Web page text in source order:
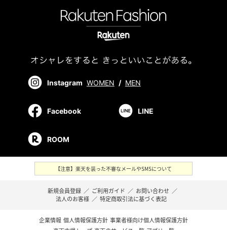
Instagram WOMEN / MEN
Facebook LINE
ROOM
【注意】楽天を装った不審なメールやSMSについて
新規会員登録 ／ ご利用ガイド ／ お問い合わせ ／
法人のお客様 ／ 特定商取引法に基づく表記
企業情報 個人情報保護方針 事業者様向け個人情報保護方針